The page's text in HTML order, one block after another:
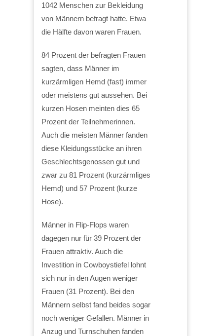
1042 Menschen zur Bekleidung
von Männern befragt hatte. Etwa
die Hälfte davon waren Frauen.
84 Prozent der befragten Frauen
sagten, dass Männer im
kurzärmligen Hemd (fast) immer
oder meistens gut aussehen. Bei
kurzen Hosen meinten dies 65
Prozent der Teilnehmerinnen.
Auch die meisten Männer fanden
diese Kleidungsstücke an ihren
Geschlechtsgenossen gut und
zwar zu 81 Prozent (kurzärmliges
Hemd) und 57 Prozent (kurze
Hose).
Männer in Flip-Flops waren
dagegen nur für 39 Prozent der
Frauen attraktiv. Auch die
Investition in Cowboystiefel lohnt
sich nur in den Augen weniger
Frauen (31 Prozent). Bei den
Männern selbst fand beides sogar
noch weniger Gefallen. Männer in
Anzug und Turnschuhen fanden